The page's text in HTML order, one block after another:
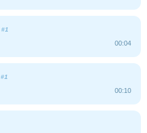
#1
00:04
#1
00:10